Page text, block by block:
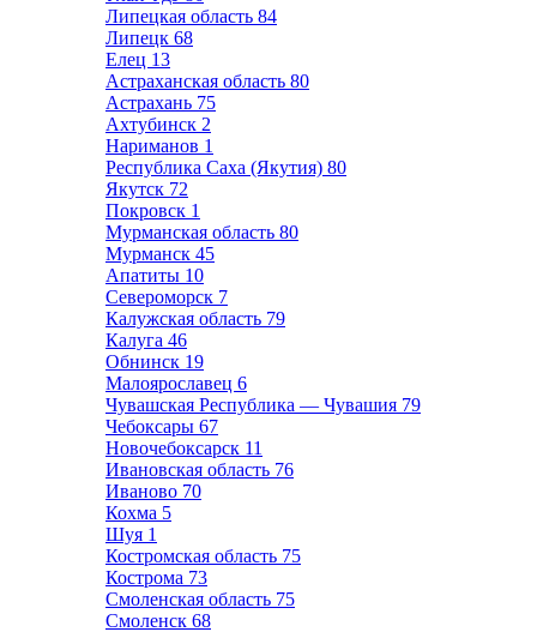
Липецкая область 84
Липецк 68
Елец 13
Астраханская область 80
Астрахань 75
Ахтубинск 2
Нариманов 1
Республика Саха (Якутия) 80
Якутск 72
Покровск 1
Мурманская область 80
Мурманск 45
Апатиты 10
Североморск 7
Калужская область 79
Калуга 46
Обнинск 19
Малоярославец 6
Чувашская Республика — Чувашия 79
Чебоксары 67
Новочебоксарск 11
Ивановская область 76
Иваново 70
Кохма 5
Шуя 1
Костромская область 75
Кострома 73
Смоленская область 75
Смоленск 68